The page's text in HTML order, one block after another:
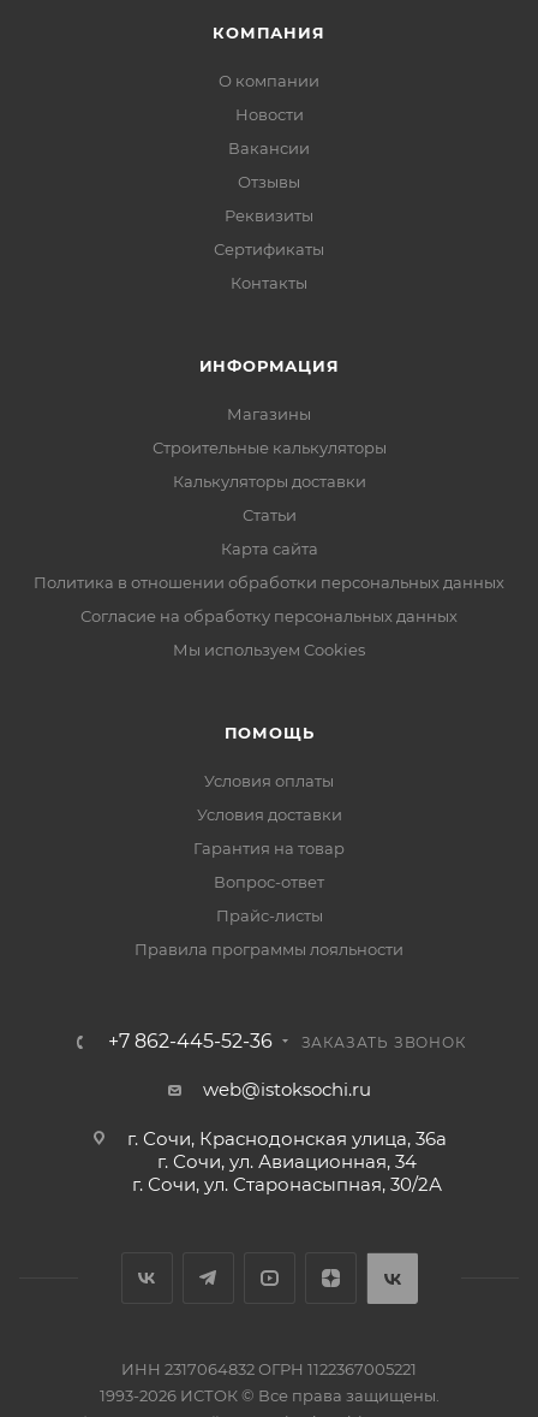
КОМПАНИЯ
О компании
Новости
Вакансии
Отзывы
Реквизиты
Сертификаты
Контакты
ИНФОРМАЦИЯ
Магазины
Строительные калькуляторы
Калькуляторы доставки
Статьи
Карта сайта
Политика в отношении обработки персональных данных
Согласие на обработку персональных данных
Мы используем Cookies
ПОМОЩЬ
Условия оплаты
Условия доставки
Гарантия на товар
Вопрос-ответ
Прайс-листы
Правила программы лояльности
+7 862-445-52-36 ЗАКАЗАТЬ ЗВОНОК
web@istoksochi.ru
г. Сочи, Краснодонская улица, 36а
г. Сочи, ул. Авиационная, 34
г. Сочи, ул. Старонасыпная, 30/2А
ИНН 2317064832 ОГРН 1122367005221
1993-2026 ИСТОК © Все права защищены.